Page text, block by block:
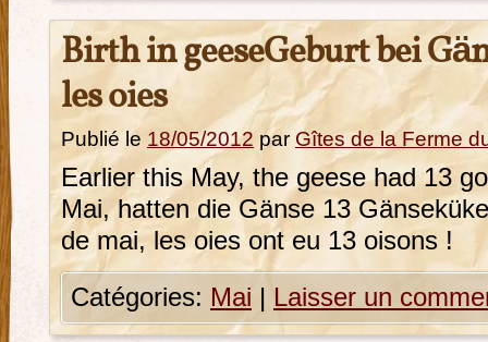
Birth in geeseGeburt bei
les oies
Publié le 18/05/2012 par Gîtes de la Ferme
Earlier this May, the geese had 13
Mai, hatten die Gänse 13
de mai, les oies ont eu 13 oisons !
Catégories: Mai | Laisser un